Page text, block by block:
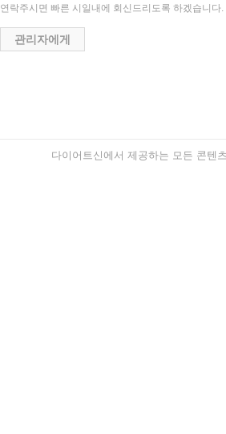
연락주시면 빠른 시일내에 회신드리도록 하겠습니다.
관리자에게
다이어트신에서 제공하는 모든 콘텐